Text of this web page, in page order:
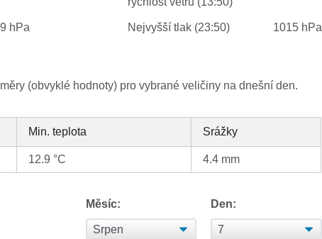
hPa Nejvyšší tlak (23:50) 1015 hPa
(obvyklé hodnoty) pro vybrané veličiny na dnešní den.
Min. teplota Srážky
12.9 °C 4.4 mm
Měsíc: Den: